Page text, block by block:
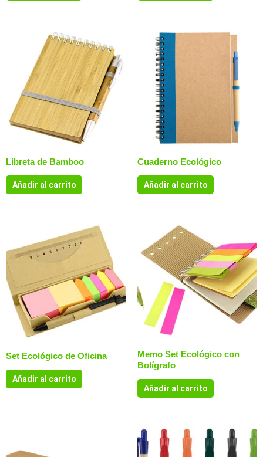
Libreta de Bamboo
Añadir al carrito
Cuaderno Ecológico
Añadir al carrito
Set Ecológico de Oficina
Añadir al carrito
Memo Set Ecológico con
Bolígrafo
Añadir al carrito